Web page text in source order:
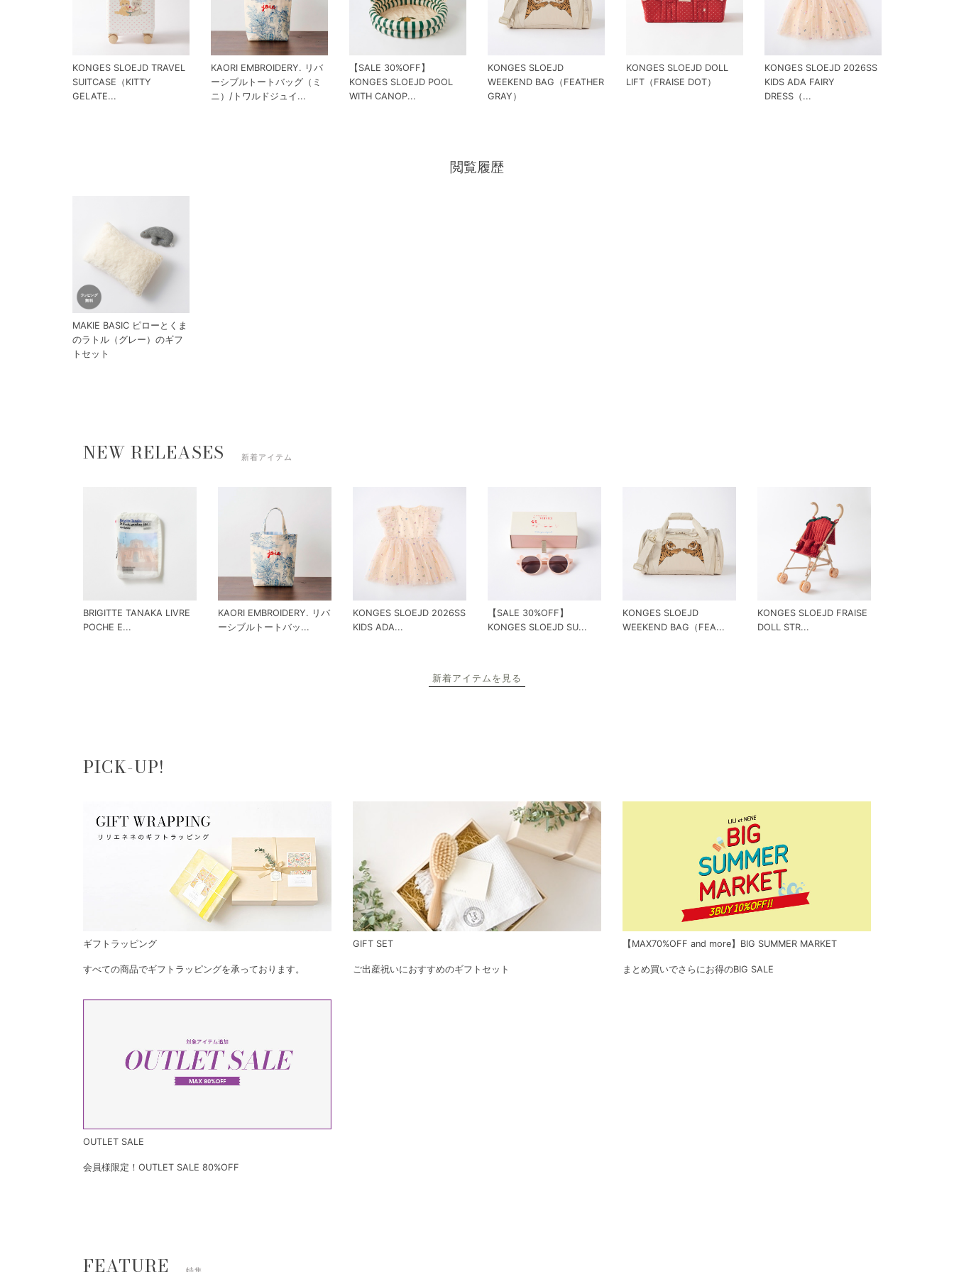
KONGES SLOEJD TRAVEL
SUITCASE（KITTY
GELATE...
KAORI EMBROIDERY. リバ
ーシブルトートバッグ（ミ
ニ）/トワルドジュイ...
【SALE 30%OFF】
KONGES SLOEJD POOL
WITH CANOP...
KONGES SLOEJD
WEEKEND BAG（FEATHER
GRAY）
KONGES SLOEJD DOLL
LIFT（FRAISE DOT）
KONGES SLOEJD 2026SS
KIDS ADA FAIRY
DRESS（...
閲覧履歴
MAKIE BASIC ピローとくま
のラトル（グレー）のギフ
トセット
NEW RELEASES 新着アイテム
BRIGITTE TANAKA LIVRE
POCHE E...
KAORI EMBROIDERY. リバ
ーシブルトートバッ...
KONGES SLOEJD 2026SS
KIDS ADA...
【SALE 30%OFF】
KONGES SLOEJD SU...
KONGES SLOEJD
WEEKEND BAG（FEA...
KONGES SLOEJD FRAISE
DOLL STR...
新着アイテムを見る
PICK-UP!
ギフトラッピング
すべての商品でギフトラッピングを承っております。
GIFT SET
ご出産祝いにおすすめのギフトセット
【MAX70%OFF and more】BIG SUMMER MARKET
まとめ買いでさらにお得のBIG SALE
OUTLET SALE
会員様限定！OUTLET SALE 80%OFF
FEATURE